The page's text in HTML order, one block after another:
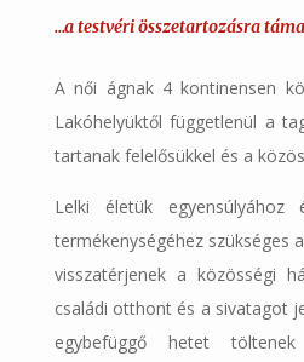
…a testvéri összetartozásra
A női ágnak 4 kontinensen
Lakóhelyüktől függetlenül a
tartanak felelősükkel és a
Lelki életük egyensúlyához
termékenységéhez szükséges
visszatérjenek a közösségi
családi otthont és a sivatagot
egybefüggő hetet